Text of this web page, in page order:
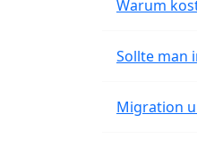
Warum
Sollte man
Migration